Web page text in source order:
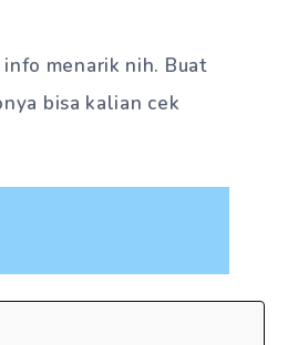
menarik nih. Buat
bisa kalian cek